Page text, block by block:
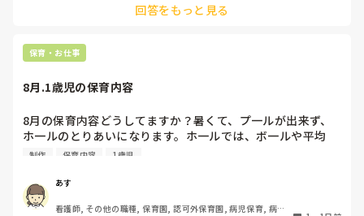
た、ストッパー付きキャスターをつけたロー棚を仕切りにすれ
り、脚元に水入りペットボトルなどの重りを付けて補強してみ
てくださいね。安全で使いやすい方法が見つかるよう応援して
回答をもっと見る
保育・お仕事
8月.1歳児の保育内容
8月の保育内容どうしてますか？暑くて、プ一ルが出来ず、
ホ一ルのとりあいになります。ホ一ルでは、ボ一ルや平均
台、風船で遊んでいます。製作で、うちわや望遠鏡や風鈴🎐
クラスです、玩具で遊ばせながら、何人かずつよんで、やっ
ています。何か、いいアイデアや、工夫など、何でもいいの
で、教えて下さい。
制作 保育内容 1歳児
あす
看護師, その他の職種, 保育園, 認可外保育園, 病児保育, 病院